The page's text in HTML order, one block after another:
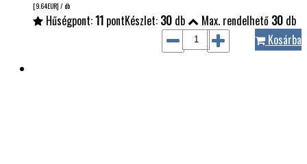
[9.64EUR] / db
Hűségpont:11 pontKészlet: 30 db Max. rendelhető 30 db
Kosárba